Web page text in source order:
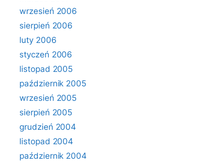
wrzesień 2006
sierpień 2006
luty 2006
styczeń 2006
listopad 2005
październik 2005
wrzesień 2005
sierpień 2005
grudzień 2004
listopad 2004
październik 2004